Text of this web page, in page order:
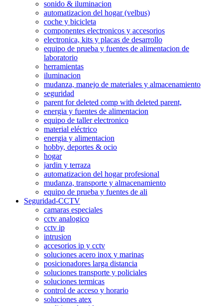
sonido & iluminacion
automatizacion del hogar (velbus)
coche y bicicleta
componentes electronicos y accesorios
electronica, kits y placas de desarrollo
equipo de prueba y fuentes de alimentacion de
laboratorio
herramientas
iluminacion
mudanza, manejo de materiales y almacenamiento
seguridad
parent for deleted comp with deleted parent,
energia y fuentes de alimentacion
equipo de taller electronico
material eléctrico
energia y alimentacion
hobby, deportes & ocio
hogar
jardin y terraza
automatizacion del hogar profesional
mudanza, transporte y almacenamiento
equipo de prueba y fuentes de ali
Seguridad-CCTV
camaras especiales
cctv analogico
cctv ip
intrusion
accesorios ip y cctv
soluciones acero inox y marinas
posicionadores larga distancia
soluciones transporte y policiales
soluciones termicas
control de acceso y horario
soluciones atex